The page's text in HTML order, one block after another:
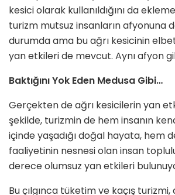
kesici olarak kul­lanıldığını da
turizm mutsuz insanların afyonuna
durumda ama bu ağrı ke­sicinin
yan etkileri de mevcut. Aynı afyon
Baktığını Yok Eden Medusa Gibi…
Gerçekten de ağrı kesicilerin yan
şekilde, turizmin de hem insanın
içinde yaşadığı doğal hayata, hem
faaliyetinin nesnesi olan in­san
derece olum­suz yan etkileri
Bu çılgınca tüketim ve kaçış turiz­mi,